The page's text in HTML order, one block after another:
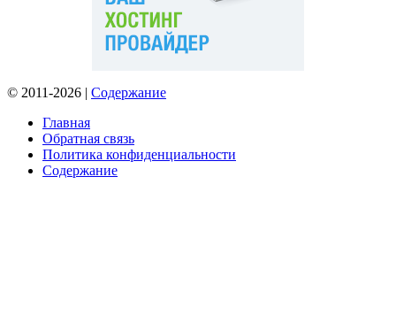
© 2011-2026 | Содержание
Главная
Обратная связь
Политика конфиденциальности
Содержание